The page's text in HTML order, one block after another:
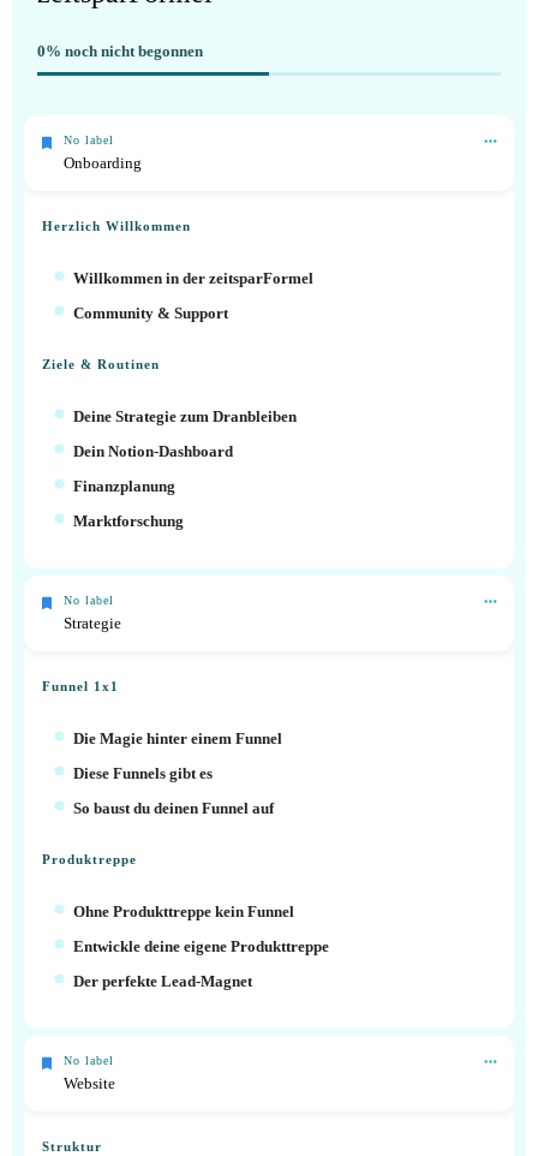
0% noch nicht begonnen
No label
Onboarding
Herzlich Willkommen
Willkommen in der zeitsparFormel
Community & Support
Ziele & Routinen
Deine Strategie zum Dranbleiben
Dein Notion-Dashboard
Finanzplanung
Marktforschung
No label
Strategie
Funnel 1x1
Die Magie hinter einem Funnel
Diese Funnels gibt es
So baust du deinen Funnel auf
Produktreppe
Ohne Produkttreppe kein Funnel
Entwickle deine eigene Produkttreppe
Der perfekte Lead-Magnet
No label
Website
Struktur